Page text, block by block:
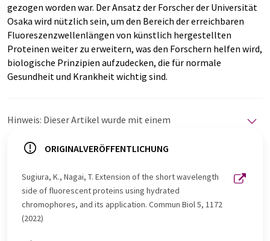
gezogen worden war. Der Ansatz der Forscher der Universität
Osaka wird nützlich sein, um den Bereich der erreichbaren
Fluoreszenzwellenlängen von künstlich hergestellten
Proteinen weiter zu erweitern, was den Forschern helfen wird,
biologische Prinzipien aufzudecken, die für normale
Gesundheit und Krankheit wichtig sind.
Hinweis: Dieser Artikel wurde mit einem
LUMITOS bietet diese automatischen Übersetzungen
Nachrichten zu präsentieren. Da dieser Artikel mit
automatischer Übersetzung übersetzt wurde, ist es
möglich, dass er Fehler im Vokabular, in der Syntax oder
in der Grammatik enthält. Den ursprünglichen Artikel in
ORIGINALVERÖFFENTLICHUNG
Sugiura, K., Nagai, T. Extension of the short wavelength
side of fluorescent proteins using hydrated
chromophores, and its application. Commun Biol 5, 1172
(2022)